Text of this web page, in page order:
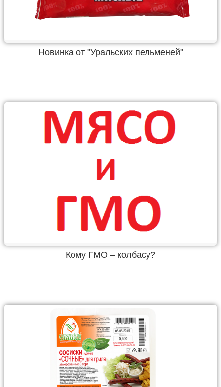
Новинка от "Уральских пельменей"
Кому ГМО – колбасу?